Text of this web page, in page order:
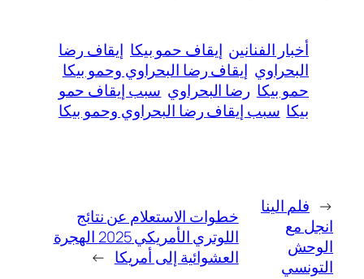
أخبار الفنانين إيقاف حمو بيكا إيقاف رضا
البحراوي إيقاف رضا البحراوي وحمو بيكا
حمو بيكا رضا البحراوي سبب إيقاف حمو
بيكا سبب إيقاف رضا البحراوي وحمو بيكا
← فلم الينا
انجل مع
الوحش
التونسي
خطوات الاستعلام عن نتائج
اللوتري الأمريكي 2025 الهجرة
العشوائية إلى أمريكا →